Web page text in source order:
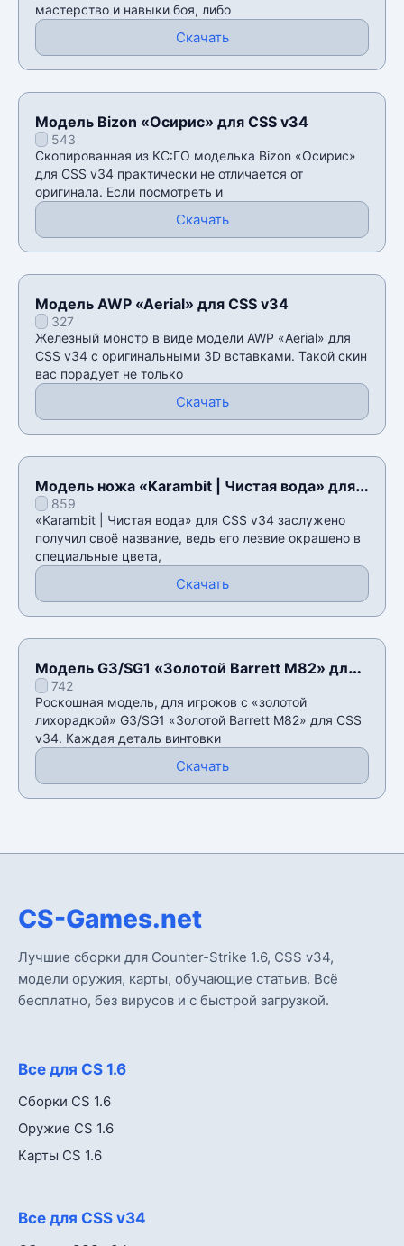
мастерство и навыки боя, либо
Скачать
Модель Bizon «Осирис» для CSS v34
543
Скопированная из КС:ГО моделька Bizon «Осирис»
для CSS v34 практически не отличается от
оригинала. Если посмотреть и
Скачать
Модель AWP «Aerial» для CSS v34
327
Железный монстр в виде модели AWP «Aerial» для
CSS v34 с оригинальными 3D вставками. Такой скин
вас порадует не только
Скачать
Модель ножа «Karambit | Чистая вода» для
CSS v34
859
«Karambit | Чистая вода» для CSS v34 заслужено
получил своё название, ведь его лезвие окрашено в
специальные цвета,
Скачать
Модель G3/SG1 «Золотой Barrett M82» для
CSS v34
742
Роскошная модель, для игроков с «золотой
лихорадкой» G3/SG1 «Золотой Barrett M82» для CSS
v34. Каждая деталь винтовки
Скачать
CS-Games.net
Лучшие сборки для Counter-Strike 1.6, CSS v34,
модели оружия, карты, обучающие статьив. Всё
бесплатно, без вирусов и с быстрой загрузкой.
Все для CS 1.6
Сборки CS 1.6
Оружие CS 1.6
Карты CS 1.6
Все для CSS v34